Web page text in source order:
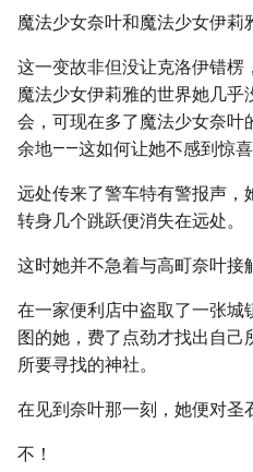
魔法少女奈叶和魔法少女伊莉
这一变故非但没让克洛伊错楞
魔法少女伊莉雅的世界她几
会，可现在多了魔法少女奈叶
余地——这如何让她不感到惊喜
远处传来了警车特有警报声，
转身几个跳跃便消失在远处。
这时她并不急着与高町奈叶接
在一家便利店中盗取了一张城
图的她，费了点劲才找出自己
所要寻找的神社。
在见到奈叶那一刻，她便对圣
不！